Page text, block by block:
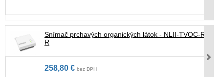
Snímač prchavých organických látok - NLII-TVOC-RH-
R
258,80 € bez DPH